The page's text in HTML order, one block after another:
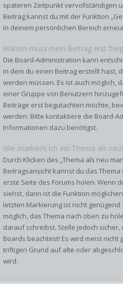
späteren Zeitpunkt vervollständigen
Beitrag kannst du mit der Funktion
in deinem persönlichen Bereich
Warum muss mein Beitrag erst
Die Board-Administration kann
in dem du einen Beitrag erstellt hast,
werden müssen. Es ist auch möglich,
einer Gruppe von Benutzern
Beiträge erst begutachten möchte,
werden. Bitte kontaktiere die Board-
Informationen dazu benötigst.
Wie markiere ich ein Thema als
Durch Klicken des „Thema als neu
Beitragsansicht kannst du das
erste Seite des Forums holen. Wenn
siehst, dann ist die Funktion
letzten Markierung ist nicht genügend
möglich, das Thema nach oben zu
darauf schreibst. Stelle jedoch sicher,
Boards beachtest! Es wird meist nicht
triftigen Grund auf alte oder
wird.